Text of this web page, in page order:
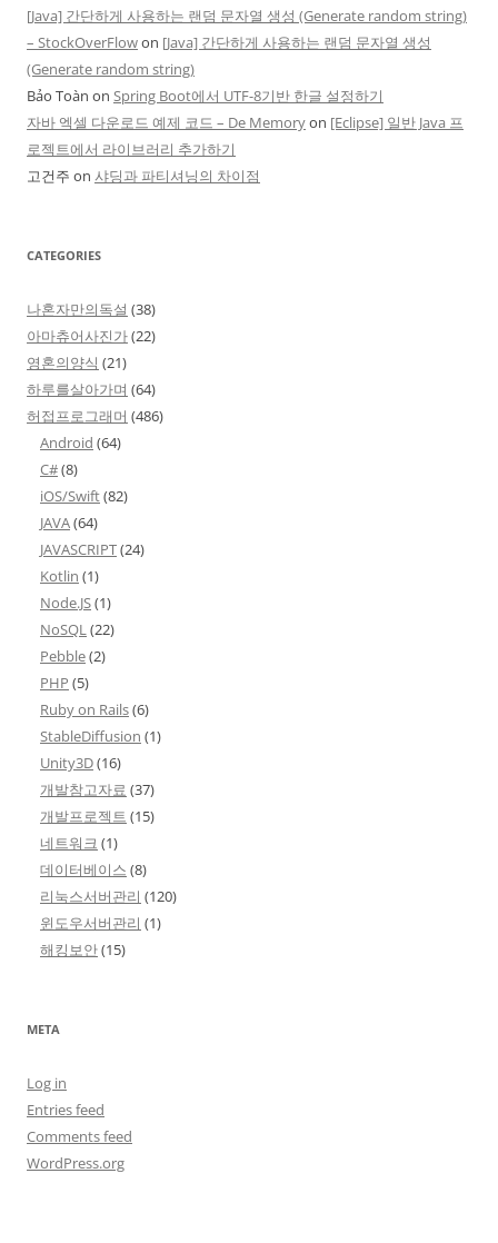
[Java] 간단하게 사용하는 랜덤 문자열 생성 (Generate random string)
– StockOverFlowon [Java] 간단하게 사용하는 랜덤 문자열 생성
(Generate random string)
Bảo Toàn on Spring Boot에서 UTF-8기반 한글 설정하기
자바 엑셀 다운로드 예제 코드 – De Memoryon [Eclipse] 일반 Java 프
로젝트에서 라이브러리 추가하기
고건주 on 샤딩과 파티셔닝의 차이점
CATEGORIES
나혼자만의독설 (38)
아마츄어사진가(22)
영혼의양식 (21)
하루를살아가며 (64)
허접프로그래머 (486)
Android (64)
C#(8)
iOS/Swift(82)
JAVA(64)
JAVASCRIPT(24)
Kotlin (1)
Node.JS(1)
NoSQL(22)
Pebble(2)
PHP (5)
Ruby on Rails(6)
StableDiffusion (1)
Unity3D(16)
개발참고자료 (37)
개발프로젝트 (15)
네트워크 (1)
데이터베이스 (8)
리눅스서버관리 (120)
윈도우서버관리 (1)
해킹보안(15)
META
Log in
Entries feed
Comments feed
WordPress.org